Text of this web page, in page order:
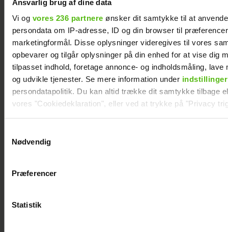
Ansvarlig brug af dine data
Vi og vores 236 partnere ønsker dit samtykke til at
persondata om IP-adresse, ID og din browser til
marketingformål. Disse oplysninger videregives til vores
opbevarer og tilgår oplysninger på din enhed for at vise dig
tilpasset indhold, foretage annonce- og indholdsmåling, lave
og udvikle tjenester. Se mere information under indstillinger
persondatapolitik. Du kan altid trække dit samtykke tilbage
vores "Cookiedeklaration", eller ved at trykke på "Privacy
Vi anvender egne cookies og cookies fra tredjeparter til at
generere statistik og huske dine præferencer samt til brug
Nødvendig
Præferencer
Statistik
Da Lars Rasmussen fik sine
fordomme: "I dag er de mine